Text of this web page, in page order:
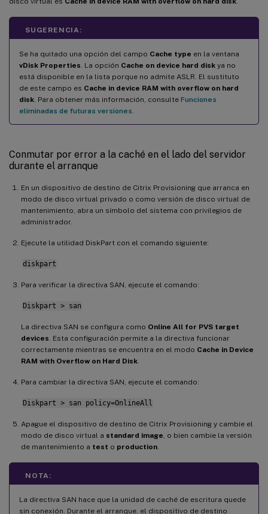
SUGERENCIA:
Se ha quitado una opción del campo Cache type en la ventana
vDisk Properties . La opción Cache on device hard disk ya no
está disponible en la lista porque no admite ASLR. El sustituto
de este campo es Cache in device RAM with overflow on hard
disk . Para obtener más información, consulte Funciones
eliminadas de futuras versiones
Conmutar por error a la caché en el lado del servidor
durante el arranque
En un dispositivo de destino de Citrix Provisioning que arranca en
modo de disco virtual privado o como versión de disco virtual de
mantenimiento, abra un símbolo del sistema con privilegios de
administrador.
Ejecute la utilidad DiskPart con el comando siguiente:
diskpart
Para verificar la directiva SAN, ejecute el comando:
Diskpart > san
La directiva SAN se configura como Online All for PVS target
devices . Esta configuración permite a la directiva funcionar
correctamente mientras se encuentra en el modo Cache in Device
RAM with Overflow on Hard Disk
Para cambiar la directiva SAN, ejecute el comando:
Diskpart > san policy=OnlineAll
Apague el dispositivo de destino de Citrix Provisioning y cambie el
modo de disco virtual a standard image , o bien cambie la versión
de mantenimiento a test o production
NOTA:
La directiva SAN hace que la unidad de caché de escritura quede
sin conexión. Durante el arranque, el dispositivo de destino